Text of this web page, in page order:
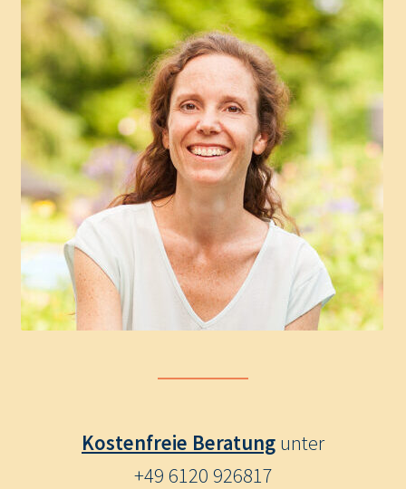
Kostenfreie Beratung unter
+49 6120 926817